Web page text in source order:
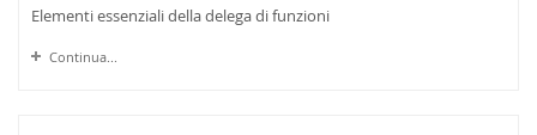
Elementi essenziali della delega di funzioni
Continua...